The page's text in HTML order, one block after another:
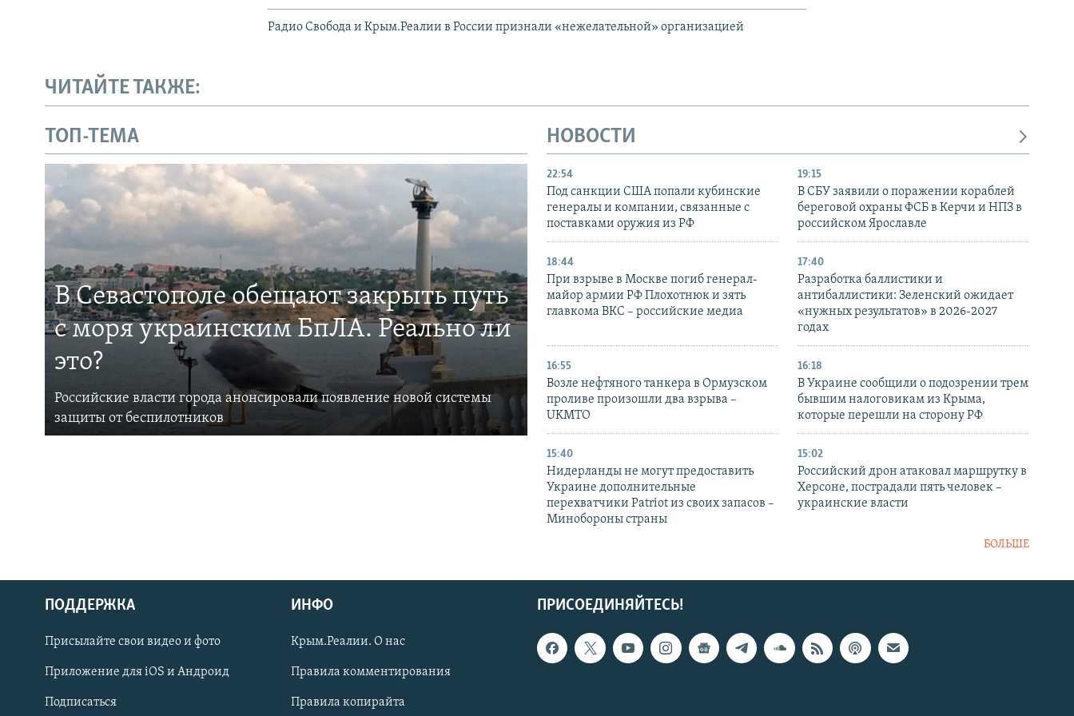
Українською
Qırımtatar
ПРИСОЕДИНЯЙТЕСЬ!
Радио Свобода и Крым.Реалии в России признали «нежелательной» организацией
ЧИТАЙТЕ ТАКЖЕ:
ТОП-ТЕМА
В Севастополе обещают закрыть путь
с моря украинским БпЛА. Реально ли
это?
Российские власти города анонсировали появление новой системы
защиты от беспилотников
НОВОСТИ
22:54
Под санкции США попали кубинские
генералы и компании, связанные с
поставками оружия из РФ
19:15
В СБУ заявили о поражении кораблей
береговой охраны ФСБ в Керчи и НПЗ в
российском Ярославле
18:44
При взрыве в Москве погиб генерал-
майор армии РФ Плохотнюк и зять
главкома ВКС – российские медиа
17:40
Разработка баллистики и
антибаллистики: Зеленский ожидает
«нужных результатов» в 2026-2027
годах
16:55
Возле нефтяного танкера в Ормузском
проливе произошли два взрыва –
UKMTO
16:18
В Украине сообщили о подозрении трем
бывшим налоговикам из Крыма,
которые перешли на сторону РФ
15:40
Нидерланды не могут предоставить
Украине дополнительные
перехватчики Patriot из своих запасов –
Минобороны страны
15:02
Российский дрон атаковал маршрутку в
Херсоне, пострадали пять человек –
украинские власти
БОЛЬШЕ
ПРИСОЕДИНЯЙТЕСЬ!
ПОДДЕРЖКА
Присылайте свои видео и фото
Приложение для iOS и Андроид
Подписаться
ИНФО
Крым.Реалии. О нас
Правила комментирования
Правила копирайта